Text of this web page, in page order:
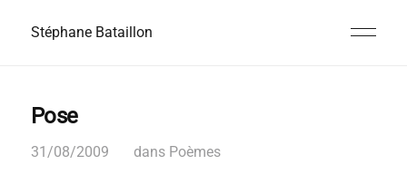
Stéphane Bataillon
Pose
31/08/2009 dans Poèmes